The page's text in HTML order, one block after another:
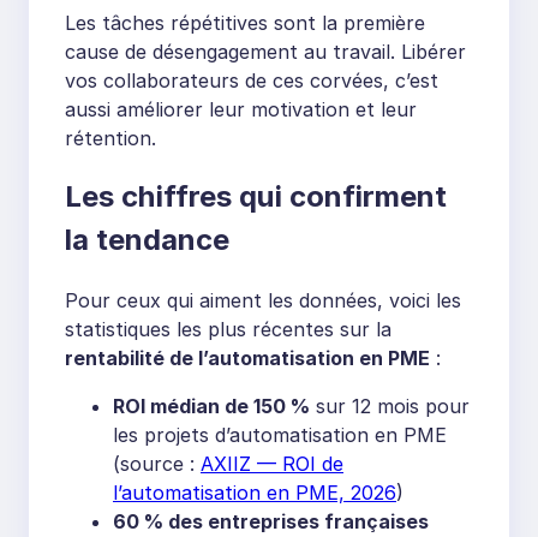
Les tâches répétitives sont la première
cause de désengagement au travail. Libérer
vos collaborateurs de ces corvées, c’est
aussi améliorer leur motivation et leur
rétention.
Les chiffres qui confirment
la tendance
Pour ceux qui aiment les données, voici les
statistiques les plus récentes sur la
rentabilité de l’automatisation en PME :
ROI médian de 150 % sur 12 mois pour
les projets d’automatisation en PME
(source : AXIIZ — ROI de
l’automatisation en PME, 2026)
60 % des entreprises françaises